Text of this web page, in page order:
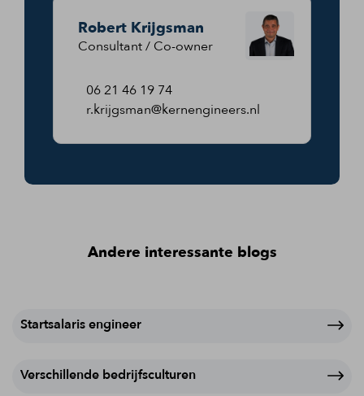
Robert Krijgsman
Consultant / Co-owner
06 21 46 19 74
r.krijgsman@kernengineers.nl
Andere interessante blogs
Startsalaris engineer
Verschillende bedrijfsculturen